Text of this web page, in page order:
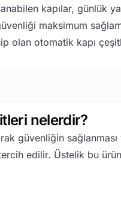
Kepenk
kapılar, günlük
maksimum
olan otomatik kapı
nelerdir?
güvenliğin
edilir. Üstelik bu